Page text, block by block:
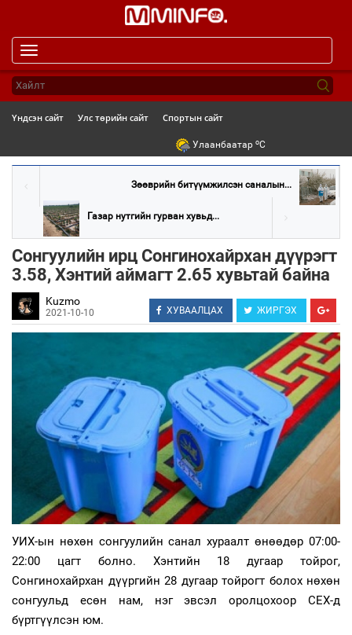
navigation
Үндсэн сайт Улс төрийн сайт Спортын сайт
Улаанбаатар oC
Зөөврийн битүүмжилсэн саналын...
Газар нутгийн гурван хувьд...
Сонгуулийн ирц Сонгинохайрхан дүүрэгт
3.58, Хэнтий аймагт 2.65 хувьтай байна
Kuzmo
2021-10-10 ХУВААЛЦАХ ЖИРГЭХ
УИХ-ын нөхөн сонгуулийн санал хураалт өнөөдөр 07:00-
22:00 цагт болно. Хэнтийн 18 дугаар тойрог,
Сонгинохайрхан дүүргийн 28 дугаар тойрогт болох нөхөн
сонгуульд есөн нам, нэг эвсэл оролцохоор СЕХ-д
бүртгүүлсэн юм.